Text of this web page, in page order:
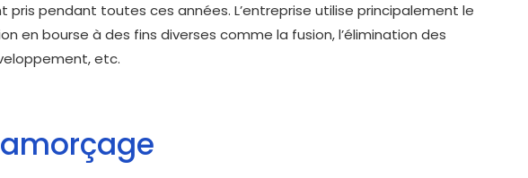
pris pendant toutes ces années. L’entreprise utilise principalement le
en bourse à des fins diverses comme la fusion, l’élimination des
etc.